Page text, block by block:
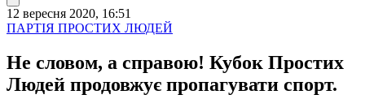
12 вересня 2020, 16:51
ПАРТІЯ ПРОСТИХ ЛЮДЕЙ
Не словом, а справою! Кубок Простих
Людей продовжує пропагувати спорт.